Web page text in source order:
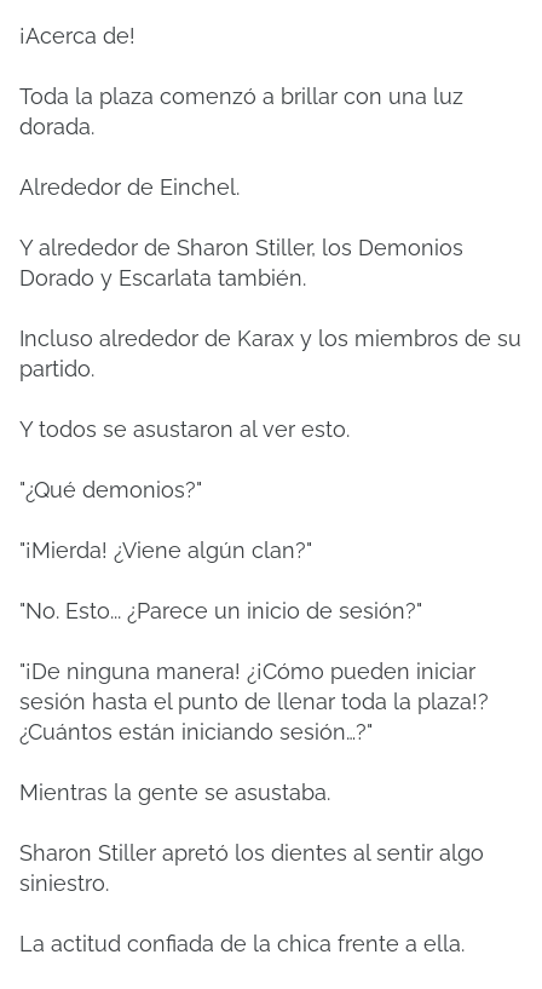
¡Acerca de!
Toda la plaza comenzó a brillar con una luz
dorada.
Alrededor de Einchel.
Y alrededor de Sharon Stiller, los Demonios
Dorado y Escarlata también.
Incluso alrededor de Karax y los miembros de su
partido.
Y todos se asustaron al ver esto.
"¿Qué demonios?"
"¡Mierda! ¿Viene algún clan?"
"No. Esto... ¿Parece un inicio de sesión?"
"¡De ninguna manera! ¿¡Cómo pueden iniciar
sesión hasta el punto de llenar toda la plaza!?
¿Cuántos están iniciando sesión…?"
Mientras la gente se asustaba.
Sharon Stiller apretó los dientes al sentir algo
siniestro.
La actitud confiada de la chica frente a ella.